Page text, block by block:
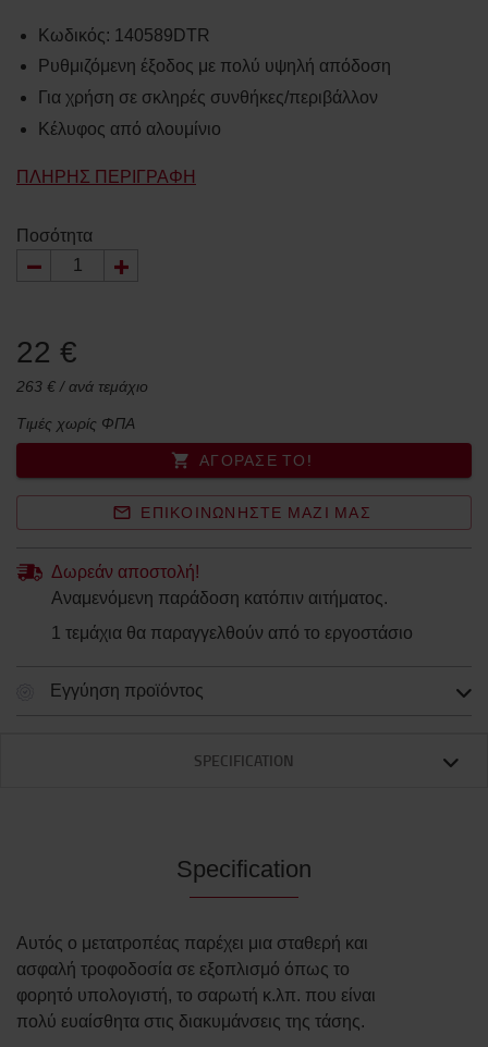
Κωδικός: 140589DTR
Ρυθμιζόμενη έξοδος με πολύ υψηλή απόδοση
Για χρήση σε σκληρές συνθήκες/περιβάλλον
Κέλυφος από αλουμίνιο
ΠΛΉΡΗΣ ΠΕΡΙΓΡΑΦΉ
Ποσότητα
22 €
263 € / ανά τεμάχιο
Τιμές χωρίς ΦΠΑ
ΑΓΌΡΑΣΈ ΤΟ!
ΕΠΙΚΟΙΝΩΝΉΣΤΕ ΜΑΖΊ ΜΑΣ
Δωρεάν αποστολή!
Αναμενόμενη παράδοση κατόπιν αιτήματος.
1 τεμάχια θα παραγγελθούν από το εργοστάσιο
Εγγύηση προϊόντος
SPECIFICATION
Specification
Αυτός ο μετατροπέας παρέχει μια σταθερή και
ασφαλή τροφοδοσία σε εξοπλισμό όπως το
φορητό υπολογιστή, το σαρωτή κ.λπ. που είναι
πολύ ευαίσθητα στις διακυμάνσεις της τάσης.